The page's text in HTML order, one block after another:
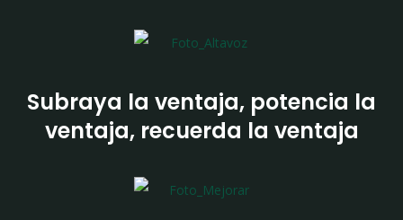
Subraya la ventaja, potencia la
ventaja, recuerda la ventaja